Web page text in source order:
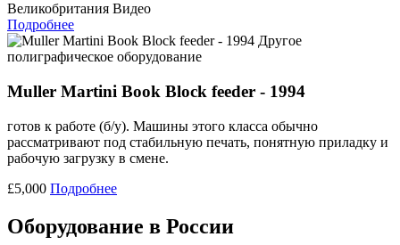
Великобритания Видео
Подробнее
Другое
полиграфическое оборудование
Muller Martini Book Block feeder - 1994
готов к работе (б/у). Машины этого класса обычно
рассматривают под стабильную печать, понятную приладку и
рабочую загрузку в смене.
£5,000 Подробнее
Оборудование в России